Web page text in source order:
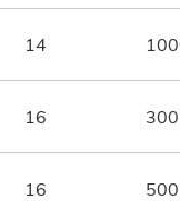
14
16 300
16 500